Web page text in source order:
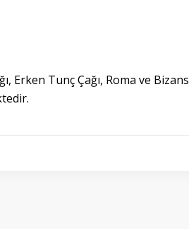
Erken Tunç Çağı, Roma ve Bizans